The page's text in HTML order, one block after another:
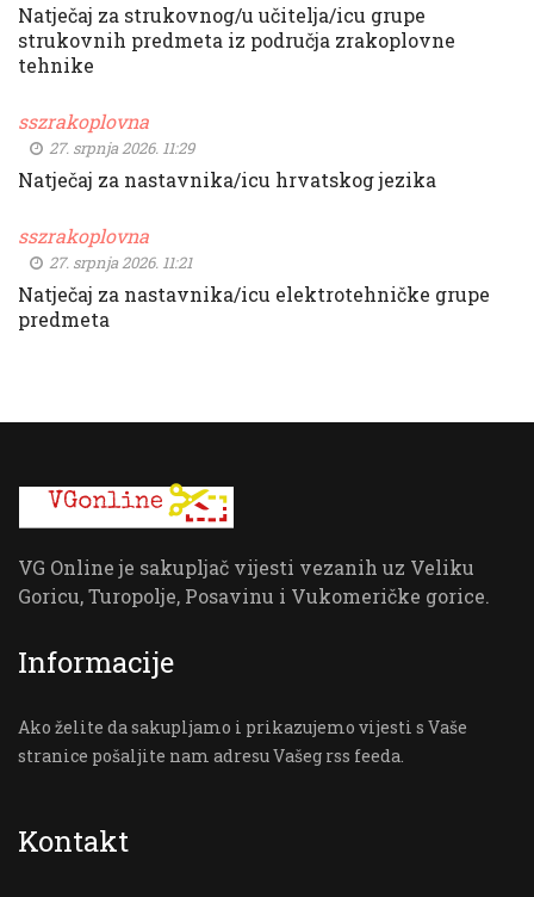
Natječaj za strukovnog/u učitelja/icu grupe
strukovnih predmeta iz područja zrakoplovne
tehnike
sszrakoplovna
27. srpnja 2026. 11:29
Natječaj za nastavnika/icu hrvatskog jezika
sszrakoplovna
27. srpnja 2026. 11:21
Natječaj za nastavnika/icu elektrotehničke grupe
predmeta
VG Online je sakupljač vijesti vezanih uz Veliku
Goricu, Turopolje, Posavinu i Vukomeričke gorice.
Informacije
Ako želite da sakupljamo i prikazujemo vijesti s Vaše
stranice pošaljite nam adresu Vašeg rss feeda.
Kontakt